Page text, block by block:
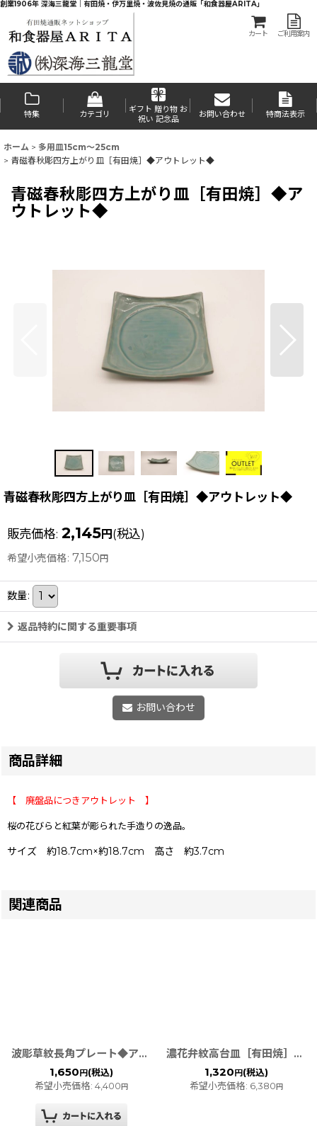
創業1906年 深海三龍堂｜有田焼・伊万里焼・波佐見焼の通販「和食器屋ARITA」
カート ご利用案内
特集 カテゴリ
ギフト 贈り物 お
祝い 記念品
お問い合わせ 特商法表示
ホーム > 多用皿15cm〜25cm
> 青磁春秋彫四方上がり皿［有田焼］◆アウトレット◆
青磁春秋彫四方上がり皿［有田焼］◆ア
ウトレット◆
青磁春秋彫四方上がり皿［有田焼］◆アウトレット◆
販売価格: 2,145円(税込)
希望小売価格: 7,150 円
数量:
返品特約に関する重要事項
お問い合わせ
商品詳細
【 廃盤品につきアウトレット 】
桜の花びらと紅葉が彫られた手造りの逸品。
サイズ 約18.7cm×約18.7cm 高さ 約3.7cm
関連商品
波彫草紋長角プレート◆アウトレット◆
1,650 円(税込)
希望小売価格: 4,400円
濃花弁紋高台皿［有田焼］◆アウトレット◆
1,320 円(税込)
希望小売価格: 6,380円